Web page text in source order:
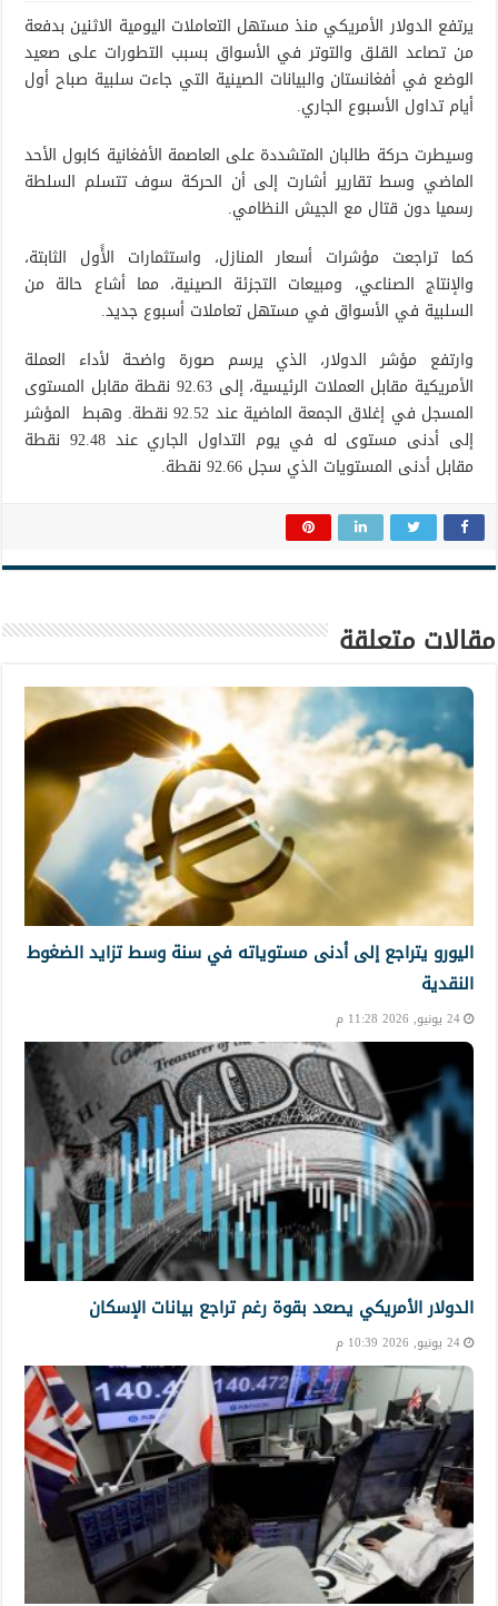
يرتفع الدولار الأمريكي منذ مستهل التعاملات اليومية الاثنين بدفعة
من تصاعد القلق والتوتر في الأسواق بسبب التطورات على صعيد
الوضع في أفغانستان والبيانات الصينية التي جاءت سلبية صباح أول
أيام تداول الأسبوع الجاري.
وسيطرت حركة طالبان المتشددة على العاصمة الأفغانية كابول الأحد
الماضي وسط تقارير أشارت إلى أن الحركة سوف تتسلم السلطة
رسميا دون قتال مع الجيش النظامي.
كما تراجعت مؤشرات أسعار المنازل، واستثمارات الأًول الثابتة،
والإنتاج الصناعي، ومبيعات التجزئة الصينية، مما أشاع حالة من
السلبية في الأسواق في مستهل تعاملات أسبوع جديد.
وارتفع مؤشر الدولار، الذي يرسم صورة واضحة لأداء العملة
الأمريكية مقابل العملات الرئيسية، إلى 92.63 نقطة مقابل المستوى
المسجل في إغلاق الجمعة الماضية عند 92.52 نقطة. وهبط المؤشر
إلى أدنى مستوى له في يوم التداول الجاري عند 92.48 نقطة
مقابل أدنى المستويات الذي سجل 92.66 نقطة.
مقالات متعلقة
اليورو يتراجع إلى أدنى مستوياته في سنة وسط تزايد الضغوط
النقدية
24 يونيو, 2026 11:28 م
الدولار الأمريكي يصعد بقوة رغم تراجع بيانات الإسكان
24 يونيو, 2026 10:39 م